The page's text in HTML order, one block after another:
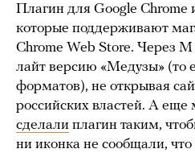
Плагин для Google Chrome
которые поддерживают
Chrome Web Store. Через
лайт версию «Медузы» (то
форматов), не открывая
российских властей. А
сделали плагин таким,
ни иконка не сообщали,